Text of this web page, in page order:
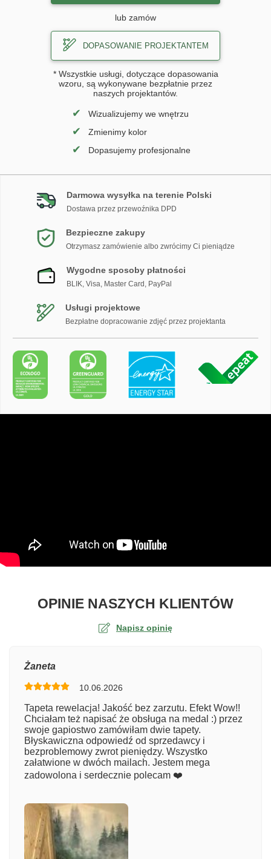
lub zamów
DOPASOWANIE PROJEKTANTEM
* Wszystkie usługi, dotyczące dopasowania
wzoru, są wykonywane bezpłatnie przez
naszych projektantów.
✔ Wizualizujemy we wnętrzu
✔ Zmienimy kolor
✔ Dopasujemy profesjonalne
Darmowa wysyłka na terenie Polski
Dostawa przez przewoźnika DPD
Bezpieczne zakupy
Otrzymasz zamówienie albo zwrócimy Ci pieniądze
Wygodne sposoby płatności
BLIK, Visa, Master Card, PayPal
Usługi projektowe
Bezpłatne dopracowanie zdjęć przez projektanta
OPINIE NASZYCH KLIENTÓWO
Napisz opinię
Numer zamówienia
Imię
Żaneta
10.06.2026
Tapeta rewelacja! Jakość bez zarzutu. Efekt Wow!!
Chciałam też napisać że obsługa na medal :) przez
swoje gapiostwo zamówiłam dwie tapety.
Błyskawiczna odpowiedź od sprzedawcy i
bezproblemowy zwrot pieniędzy. Wszystko
załatwione w dwóch mailach. Jestem mega
zadowolona i serdecznie polecam ❤️